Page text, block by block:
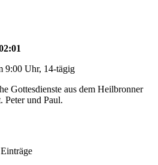
9:00 Uhr, 14-tägig
Gottesdienste aus dem Heilbronner
Peter und Paul.